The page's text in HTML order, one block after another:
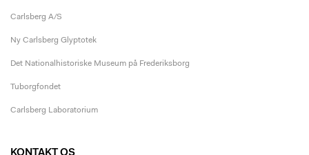
Carlsberg A/S
Ny Carlsberg Glyptotek
Det Nationalhistoriske Museum på Frederiksborg
Tuborgfondet
Carlsberg Laboratorium